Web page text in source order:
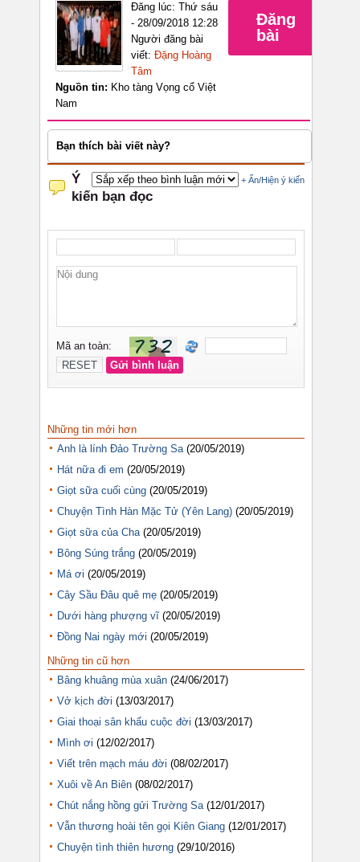
Đăng lúc: Thứ sáu
- 28/09/2018 12:28
Người đăng bài
viết: Đặng Hoàng
Tâm
Nguồn tin: Kho tàng Vọng cổ Việt
Nam
Đăng
bài
Bạn thích bài viết này?
Những tin mới hơn
Anh là lính Đảo Trường Sa (20/05/2019)
Hát nữa đi em (20/05/2019)
Giọt sữa cuối cùng (20/05/2019)
Chuyện Tình Hàn Mặc Tử (Yên Lang) (20/05/2019)
Giọt sữa của Cha (20/05/2019)
Bông Súng trắng (20/05/2019)
Má ơi (20/05/2019)
Cây Sầu Đâu quê mẹ (20/05/2019)
Dưới hàng phượng vĩ (20/05/2019)
Đồng Nai ngày mới (20/05/2019)
Những tin cũ hơn
Bâng khuâng mùa xuân (24/06/2017)
Vở kịch đời (13/03/2017)
Giai thoại sân khấu cuộc đời (13/03/2017)
Mình ơi (12/02/2017)
Viết trên mạch máu đời (08/02/2017)
Xuôi về An Biên (08/02/2017)
Chút nắng hồng gửi Trường Sa (12/01/2017)
Vẫn thương hoài tên gọi Kiên Giang (12/01/2017)
Chuyện tình thiên hương (29/10/2016)